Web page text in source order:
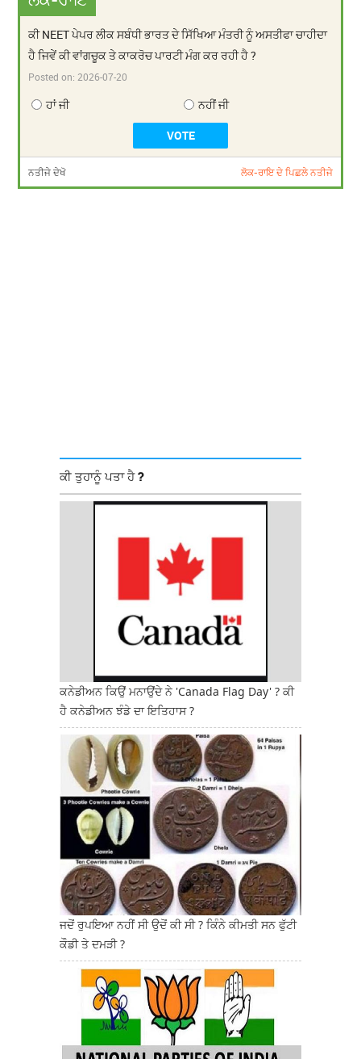
ਕੀ NEET ਪੇਪਰ ਲੀਕ ਸਬੰਧੀ ਭਾਰਤ ਦੇ ਸਿੱਖਿਆ ਮੰਤਰੀ ਨੂੰ ਅਸਤੀਫਾ ਚਾਹੀਦਾ
ਹੈ ਜਿਵੇਂ ਕੀ ਵਾਂਗਚੂਕ ਤੇ ਕਾਕਰੋਚ ਪਾਰਟੀ ਮੰਗ ਕਰ ਰਹੀ ਹੈ ?
Posted on:2026-07-20
ਹਾਂ ਜੀ ਨਹੀਂ ਜੀ
ਨਤੀਜੇ ਦੇਖੋ ਲੋਕ-ਰਾਇ ਦੇ ਪਿਛਲੇ ਨਤੀਜੇ
ਕੀ ਤੁਹਾਨੂੰ ਪਤਾ ਹੈ ?
ਕਨੇਡੀਅਨ ਕਿਉਂ ਮਨਾਉਂਦੇ ਨੇ 'Canada Flag Day' ? ਕੀ
ਹੈ ਕਨੇਡੀਅਨ ਝੰਡੇ ਦਾ ਇਤਿਹਾਸ ?
ਜਦੋਂ ਰੁਪਇਆ ਨਹੀਂ ਸੀ ਉਦੋਂ ਕੀ ਸੀ ? ਕਿੰਨੇ ਕੀਮਤੀ ਸਨ ਫੁੱਟੀ
ਕੌਡੀ ਤੇ ਦਮੜੀ ?